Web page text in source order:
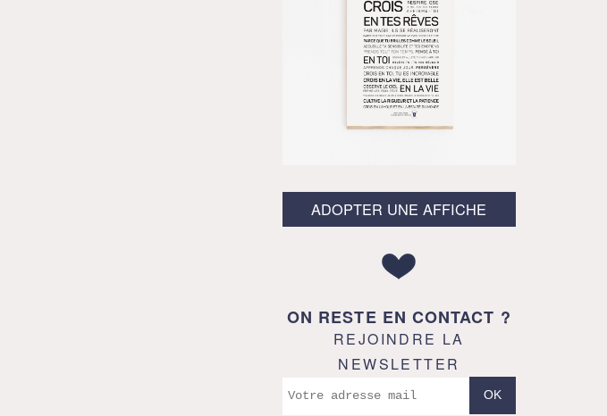
ADOPTER UNE AFFICHE
ON RESTE EN CONTACT ?
REJOINDRE LA
NEWSLETTER